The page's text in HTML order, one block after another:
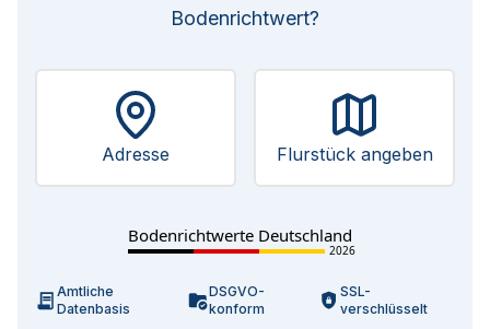
Bodenrichtwert?
Adresse Flurstück angeben
Bodenrichtwerte Deutschland
2026
Amtliche
Datenbasis
DSGVO-
konform
SSL-
verschlüsselt